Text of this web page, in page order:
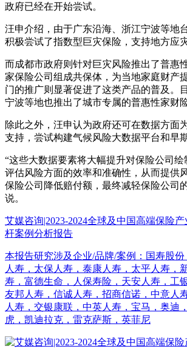
政府已经在开始尝试。
汪申介绍，由于广东沿海、浙江宁波等地
积极尝试了指数型巨灾保险，支持地方应
而成都市政府则针对巨灾风险推出了普惠
家保险公司组成共保体，为当地家庭财产
门的推广则显著促进了这类产品的普及。
宁波等地也推出了城市专属的普惠性家财
除此之外，汪申认为政府还可在数据方面
支持，尝试构建气候风险大数据平台和早
“这些大数据要素将大幅提升对保险公司
评估风险方面的效率和准确性，从而提供
保险公司降低赔付额，最终减轻保险公司
说。
艾媒咨询|2023-2024全球及中国高端保险
杆案例分析报告
本报告研究涉及企业/品牌/案例：国寿股
人寿，太保人寿，泰康人寿，太平人寿，
寿，富德生命，人保寿险，天安人寿，工
友邦人寿，信诚人寿，招商信诺，中意人
人寿，交银康联，中英人寿，宝马，奥迪
虎，凯迪拉克，雷克萨斯，英菲尼